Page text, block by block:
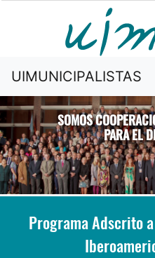
UIMUNICIPALISTAS
SOMOS
PARA EL
Previous
Programa Adscrito